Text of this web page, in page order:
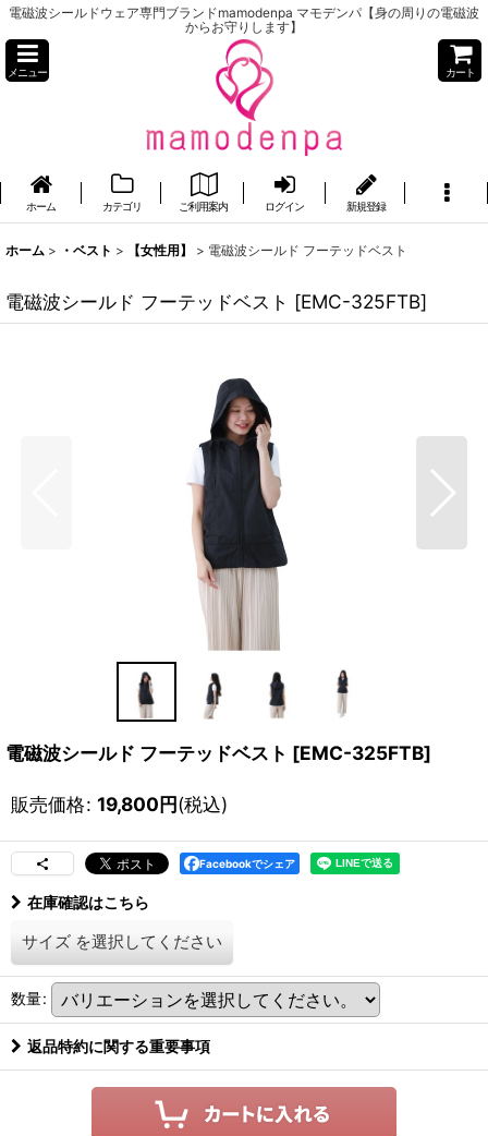
電磁波シールドウェア専門ブランドmamodenpa マモデンパ【身の周りの電磁波
からお守りします】
メニュー カート
ホーム カテゴリ ご利用案内 ログイン 新規登録
ホーム > ・ベスト > 【女性用】 > 電磁波シールド フーテッドベスト
電磁波シールド フーテッドベスト [EMC-325FTB]
電磁波シールド フーテッドベスト [EMC-325FTB]
販売価格: 19,800円(税込)
Facebookでシェア
在庫確認はこちら
サイズ を選択してください
数量:
返品特約に関する重要事項